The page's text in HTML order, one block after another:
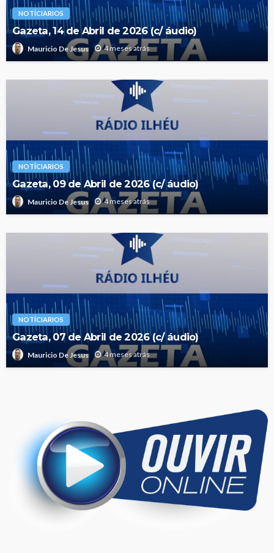
NOTÍCIARIOS
Gazeta, 14 de Abril de 2026 (c/ áudio)
Mauricio De Jesus 4 meses atrás
NOTÍCIARIOS
Gazeta, 09 de Abril de 2026 (c/ áudio)
Mauricio De Jesus 4 meses atrás
NOTÍCIARIOS
Gazeta, 07 de Abril de 2026 (c/ áudio)
Mauricio De Jesus 4 meses atrás